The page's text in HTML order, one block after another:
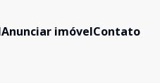
Anunciar imóvelContato